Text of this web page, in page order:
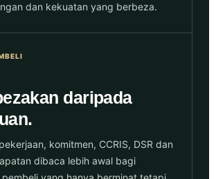
dan kekuatan yang berbeza.
daripada
komitmen, CCRIS, DSR dan
dibaca lebih awal bagi